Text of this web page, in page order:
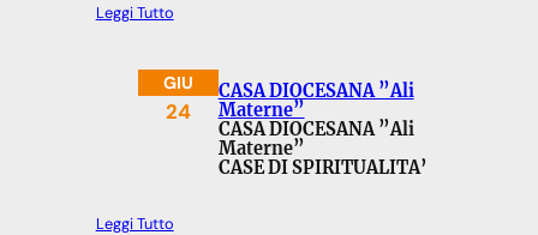
Leggi Tutto
GIU
24
CASA DIOCESANA ”Ali
Materne”
CASA DIOCESANA ”Ali
Materne”
CASE DI SPIRITUALITA’
Leggi Tutto